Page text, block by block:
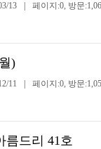
13 페이지:0, 방문
)
11 페이지:0, 방문
름드리 41호